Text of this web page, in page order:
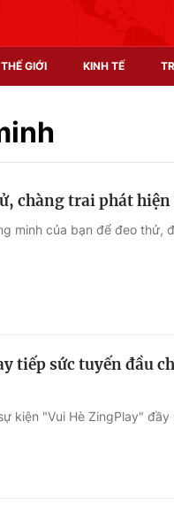
THẾ GIỚI KINH TẾ
Giải
chàng trai phát hiện
minh của bạn để đeo thử,
tiếp sức tuyến đầu
kiện "Vui Hè ZingPlay"